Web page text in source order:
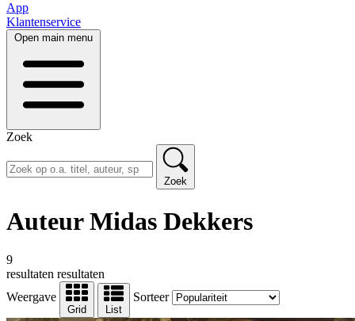
App
Klantenservice
Open main menu
Zoek
Zoek
Auteur Midas Dekkers
9
resultaten resultaten
Weergave
Grid List
Sorteer